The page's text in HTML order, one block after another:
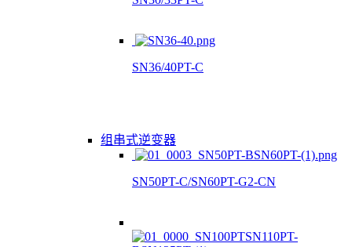
SN36/40PT-C
组串式逆变器
SN50PT-C/SN60PT-G2-CN